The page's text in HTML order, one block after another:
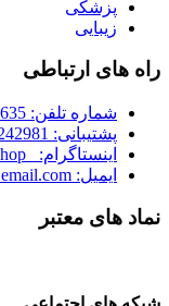
پزشکی
زیبایی
راه های ارتباطی
شماره تلفن: 09101948635
پشتیبانی: 08733242981
اینستاگرام: _gicalshop@
ایمیل: Gicalshop@email.com
نماد های معتبر